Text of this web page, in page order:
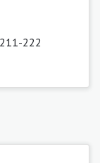
222